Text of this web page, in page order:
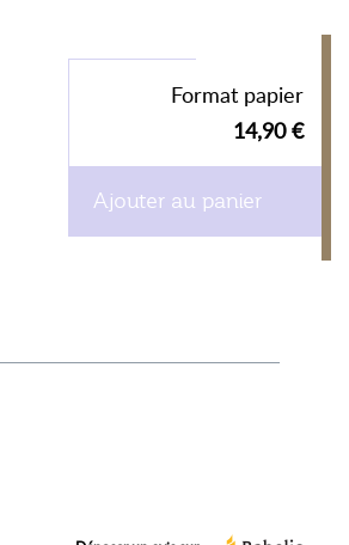
Format papier
14,90 €
Ajouter au panier